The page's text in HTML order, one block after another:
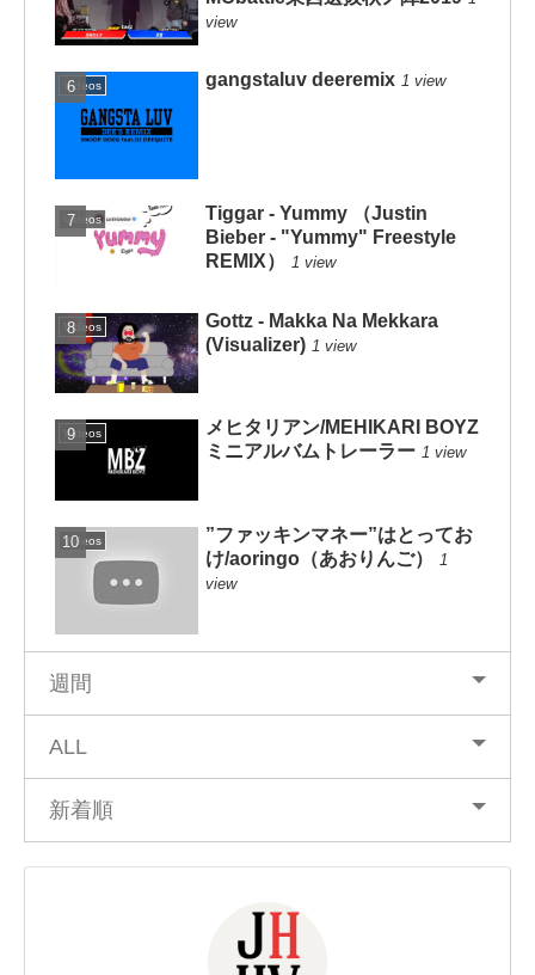
view
Videos gangstaluv deeremix 1 view
Videos
Tiggar - Yummy （Justin
Bieber - "Yummy" Freestyle
REMIX）
1 view
Videos
Gottz - Makka Na Mekkara
(Visualizer) 1 view
Videos
メヒタリアン/MEHIKARI BOYZ
ミニアルバムトレーラー 1 view
Videos
”ファッキンマネー”はとってお
け/aoringo（あおりんご）
1
view
週間
ALL
新着順